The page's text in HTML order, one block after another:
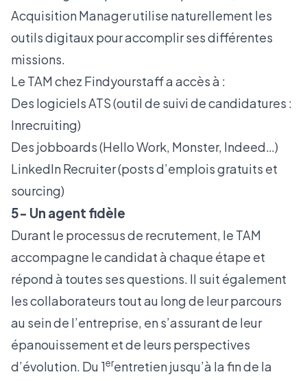
Acquisition Manager utilise naturellement les
outils digitaux pour accomplir ses différentes
missions.
Le TAM chez Findyourstaff a accès à :
Des logiciels ATS (outil de suivi de candidatures :
Inrecruiting)
Des jobboards (Hello Work, Monster, Indeed…)
LinkedIn Recruiter (posts d’emplois gratuits et
sourcing)
5- Un agent fidèle
Durant le processus de recrutement, le TAM
accompagne le candidat à chaque étape et
répond à toutes ses questions. Il suit également
les collaborateurs tout au long de leur parcours
au sein de l’entreprise, en s’assurant de leur
épanouissement et de leurs perspectives
d’évolution. Du 1erentretien jusqu’à la fin de la